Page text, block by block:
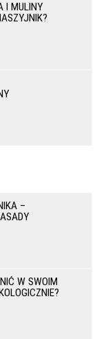
I MULINY
–
W SWOIM